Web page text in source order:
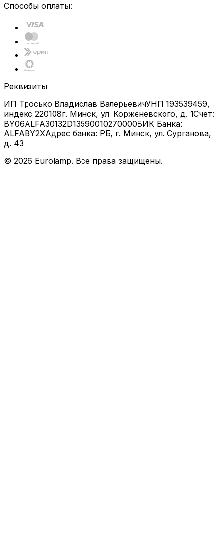
Способы оплаты:
Реквизиты
ИП Тросько Владислав ВалерьевичУНП 193539459,
индекс 220108г. Минск, ул. Корженевского, д. 1Счет:
BY06ALFA30132D13590010270000БИК Банка:
ALFABY2XАдрес банка: РБ, г. Минск, ул. Сурганова,
д. 43
© 2026 Eurolamp. Все права защищены.